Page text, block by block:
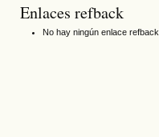
Enlaces refback
No hay ningún enlace refback.